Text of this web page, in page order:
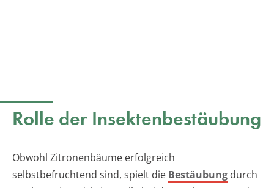
Rolle der Insektenbestäubung
Obwohl Zitronenbäume erfolgreich
selbstbefruchtend sind, spielt die Bestäubung durch